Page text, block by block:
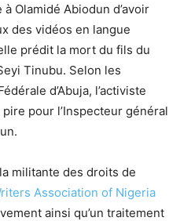
Olamidé Abiodun d’avoir
des vidéos en langue
prédit la mort du fils du
Tinubu. Selon les
d’Abuja, l’activiste
pour l’Inspecteur général
militante des droits de
Association of Nigeria
ainsi qu’un traitement